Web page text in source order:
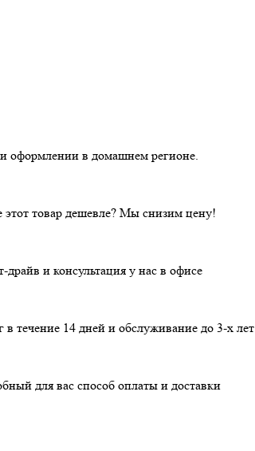
оформлении в домашнем регионе.
товар дешевле? Мы снизим цену!
драйв и консультация у нас в офисе
в течение 14 дней и обслуживание до 3-х лет
для вас способ оплаты и доставки